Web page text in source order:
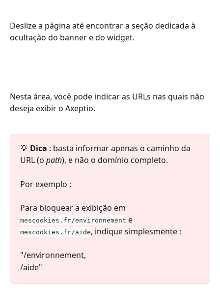
Deslize a página até encontrar a seção dedicada à
ocultação do banner e do widget.
Nesta área, você pode indicar as URLs nas quais não
deseja exibir o Axeptio.
💡 Dica : basta informar apenas o caminho da
URL (o path), e não o domínio completo.
Por exemplo :
Para bloquear a exibição em
mescookies.fr/environnement e
mescookies.fr/aide, indique simplesmente :
"/environnement,
/aide"